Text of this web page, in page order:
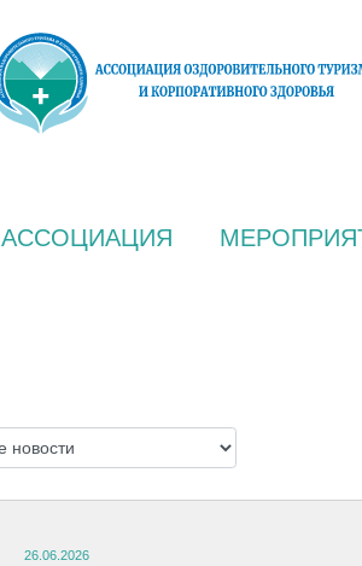
АССОЦИАЦИЯ
26.06.2026